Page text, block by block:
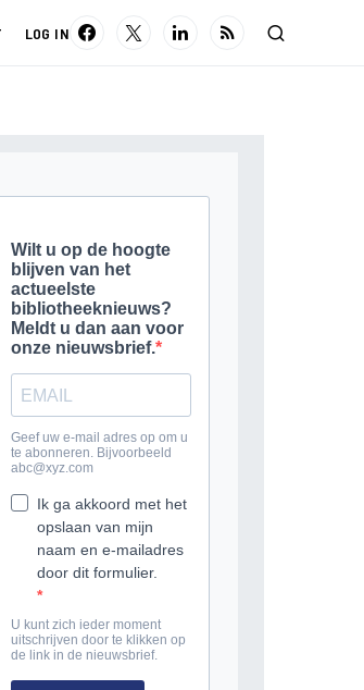
LOG IN